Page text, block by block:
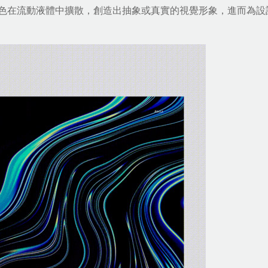
在流動液體中擴散，創造出抽象或真實的視覺形象，進而為設